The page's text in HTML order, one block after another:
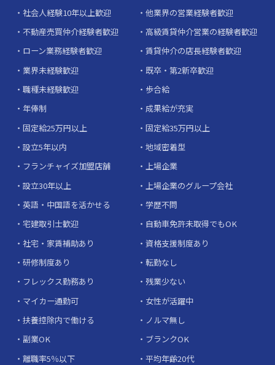
社会人経験10年以上歓迎
他業界の営業経験者歓迎
不動産売買仲介経験者歓迎
高級賃貸仲介営業の経験者歓迎
ローン業務経験者歓迎
賃貸仲介の店長経験者歓迎
業界未経験歓迎
既卒・第2新卒歓迎
職種未経験歓迎
歩合給
年俸制
成果給が充実
固定給25万円以上
固定給35万円以上
設立5年以内
地域密着型
フランチャイズ加盟店舗
上場企業
設立30年以上
上場企業のグループ会社
英語・中国語を活かせる
学歴不問
宅建取引士歓迎
自動車免許未取得でもOK
社宅・家賃補助あり
資格支援制度あり
研修制度あり
転勤なし
フレックス勤務あり
残業少ない
マイカー通勤可
女性が活躍中
扶養控除内で働ける
ノルマ無し
副業OK
ブランクOK
離職率5％以下
平均年齢20代